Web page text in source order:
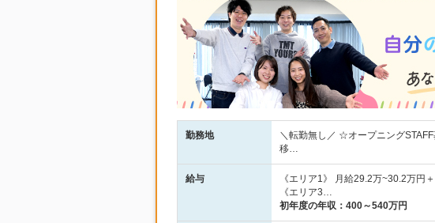
勤務地
＼転勤無し／ ☆オープニング
移…
給与
《エリア1》 月給29.2万~30.2万円
《エリア3…
初年度の年収： 400～540万円